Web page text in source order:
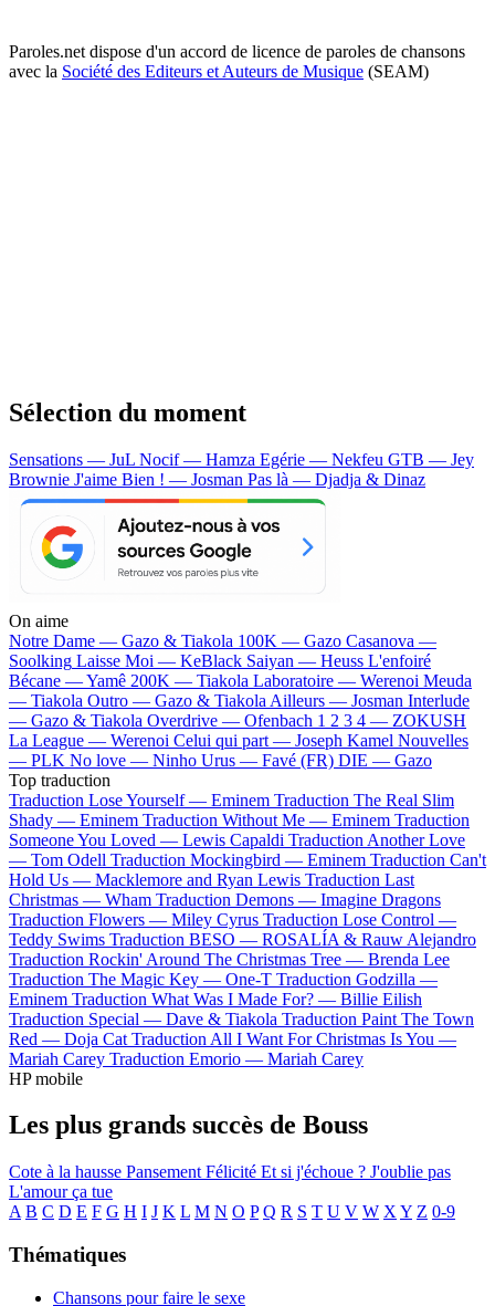
Paroles.net dispose d'un accord de licence de paroles de chansons
avec la Société des Editeurs et Auteurs de Musique (SEAM)
Sélection du moment
Sensations — JuL Nocif — Hamza Egérie — Nekfeu GTB — Jey
Brownie J'aime Bien ! — Josman Pas là — Djadja & Dinaz
On aime
Notre Dame — Gazo & Tiakola 100K — Gazo Casanova —
Soolking Laisse Moi — KeBlack Saiyan — Heuss L'enfoiré
Bécane —Yamê 200K — Tiakola Laboratoire — Werenoi Meuda
— Tiakola Outro — Gazo & Tiakola Ailleurs — Josman Interlude
— Gazo & Tiakola Overdrive — Ofenbach 1 2 3 4 — ZOKUSH
La League — Werenoi Celui qui part — Joseph Kamel Nouvelles
— PLK No love — Ninho Urus — Favé (FR) DIE — Gazo
Top traduction
Traduction Lose Yourself — Eminem Traduction The Real Slim
Shady — Eminem Traduction Without Me — Eminem Traduction
Someone You Loved — Lewis Capaldi Traduction Another Love
— Tom Odell Traduction Mockingbird — Eminem Traduction Can't
Hold Us — Macklemore and Ryan Lewis Traduction Last
Christmas — Wham Traduction Demons — Imagine Dragons
Traduction Flowers — Miley Cyrus Traduction Lose Control —
Teddy Swims Traduction BESO — ROSALÍA & Rauw Alejandro
Traduction Rockin' Around The Christmas Tree — Brenda Lee
Traduction The Magic Key — One-T Traduction Godzilla —
Eminem Traduction What Was I Made For? — Billie Eilish
Traduction Special — Dave & Tiakola Traduction Paint The Town
Red — Doja Cat Traduction All I Want For Christmas Is You —
Mariah Carey Traduction Emorio — Mariah Carey
HP mobile
Les plus grands succès de Bouss
Cote à la hausse Pansement Félicité Et si j'échoue ? J'oublie pas
L'amour ça tue
A B C D E F G H I J K L M N O P Q R S T U V W X Y Z 0-9
Thématiques
Chansons pour faire le sexe